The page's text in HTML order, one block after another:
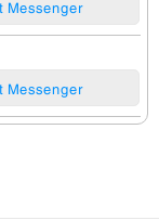
Messenger
Messenger